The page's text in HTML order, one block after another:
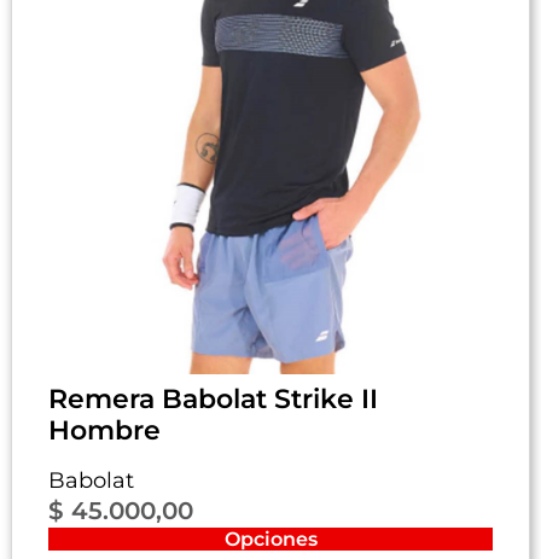
Remera Babolat Strike II
Hombre
Babolat
$ 45.000,00
Opciones